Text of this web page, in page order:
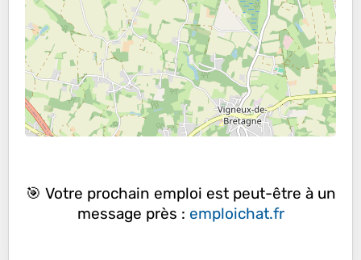
🎯 Votre prochain emploi est peut-être à un
message près : emploichat.fr